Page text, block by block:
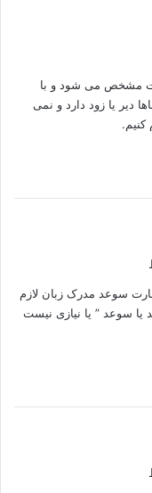
مشخص می شود و با
دیر یا زود دارد و نمی
کنیم.
سوعد مدرک زبان لازم
یا سوعد ” یا نیازی نیست